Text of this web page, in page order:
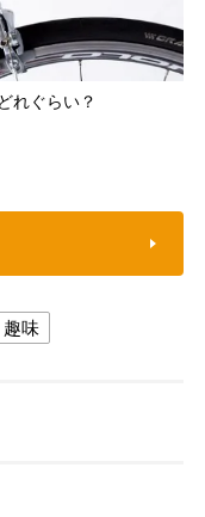
れぐらい？
趣味